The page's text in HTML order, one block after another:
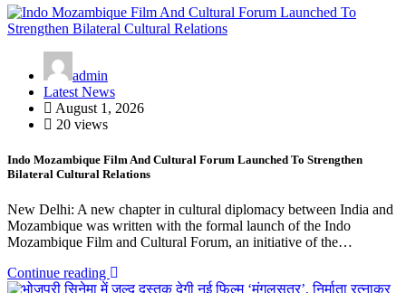
admin
Latest News
August 1, 2026
20 views
Indo Mozambique Film And Cultural Forum Launched To Strengthen
Bilateral Cultural Relations
New Delhi: A new chapter in cultural diplomacy between India and
Mozambique was written with the formal launch of the Indo
Mozambique Film and Cultural Forum, an initiative of the…
Continue reading